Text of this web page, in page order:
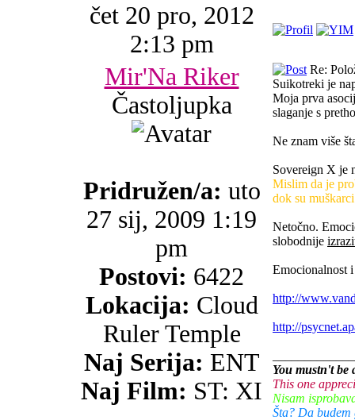
čet 20 pro, 2012
2:13 pm
Mir'Na Riker
Častoljupka
Pridružen/a: uto
27 sij, 2009 1:19
pm
Postovi: 6422
Lokacija: Cloud
Ruler Temple
Naj Serija: ENT
Naj Film: ST: XI
Re:
Suikotreki je
Moja prva
slaganje s
Ne znam više
Sovereign X je
Mislim da je
dok su
Netočno.
slobodnije
Emocionalnost
http://
http://
You mustn't be
This one
Nisam
Šta? Da